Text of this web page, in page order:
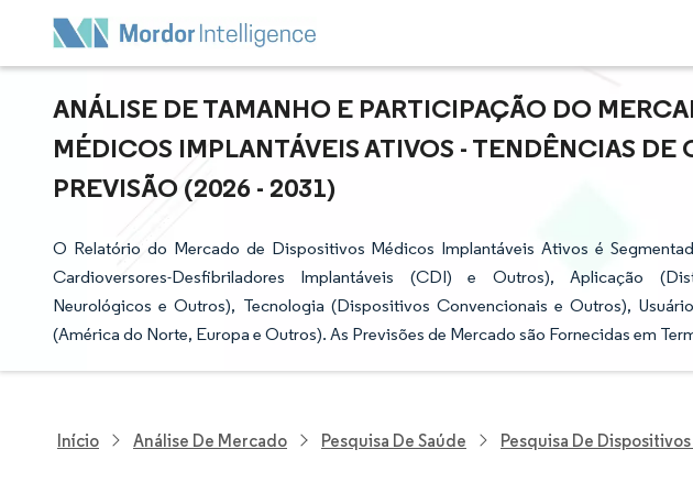
ANÁLISE DE TAMANHO E PARTICIPAÇÃO DO
MÉDICOS IMPLANTÁVEIS ATIVOS - TENDÊNCIAS DE
PREVISÃO (2026 - 2031)
O Relatório do Mercado de Dispositivos Médicos Implantáveis Ativos é
Cardioversores-Desfibriladores Implantáveis (CDI) e Outros), Aplicação
Neurológicos e Outros), Tecnologia (Dispositivos Convencionais e Outros),
(América do Norte, Europa e Outros). As Previsões de Mercado são Fornecidas em
Início Análise De Mercado Pesquisa De Saúde Pesquisa De